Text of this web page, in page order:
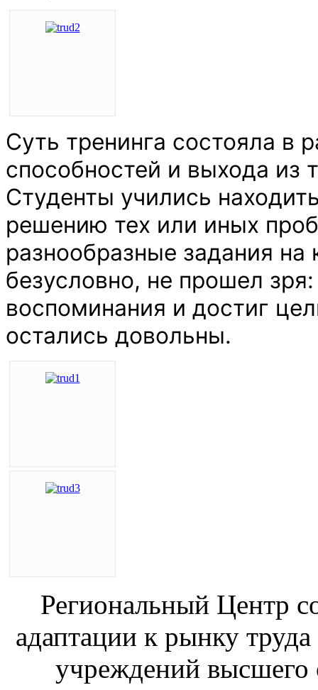
Суть тренинга состояла в
способностей и выхода из
Студенты учились
решению тех или иных
разнообразные задания на
безусловно, не прошел
воспоминания и достиг
остались довольны.
Региональный Центр
адаптации к рынку
учреждений